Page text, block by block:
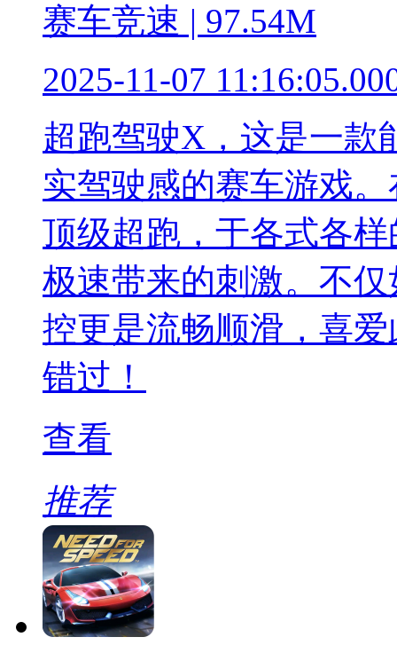
赛车竞速 | 97.54M
2025-11-07
超跑驾驶X，这是一款
实驾驶感的赛车游戏
顶级超跑，于各式各
极速带来的刺激。不
控更是流畅顺滑，喜
错过！
查看
推荐